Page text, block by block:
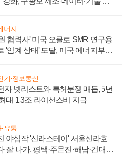
너지
협력사' 미국 오클로 SMR 연구용
'임계 상태' 도달, 미국 에너지부
기·정보통신
자 넷리스트와 특허분쟁 매듭, 5년
대 1.3조 라이선스비 지급
유통
야심작 '신라스테이' 서울신라호
잘 나가, 평택·주문진·해남·건대로